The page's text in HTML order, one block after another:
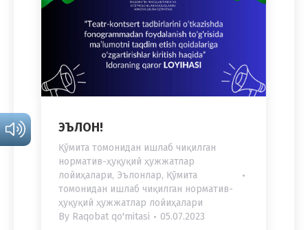
ЭЪЛОН!
Қўмита томонидан ишлаб чиқилган
норматив-ҳуқуқий ҳужжатлар
лойиҳалари, Эълонлар, Қўмита
томонидан ишлаб чиқилган норматив-
ҳуқуқий ҳужжатлар лойиҳалари
By Raqobat qo'mitasi 05.07.2023